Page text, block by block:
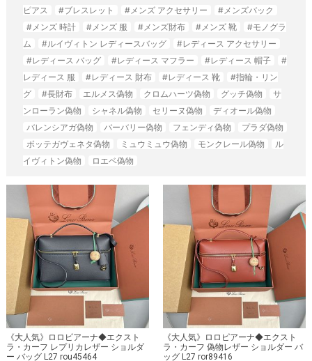
ピアス
#ブレスレット #メンズ アクセサリー
#メンズバック
#メンズ 時計
#メンズ 服 #メンズ財布 #メンズ 靴
#モノグラ
ム
#ルイヴィトン レディースバッグ
#レディース アクセサリー
#レディース バッグ
#レディース マフラー #レディース 帽子
#
レディース 服
#レディース 財布 #レディース 靴
#指輪・リン
グ
#長財布 エルメス偽物 クロムハーツ偽物 グッチ偽物
サ
ンローラン偽物
シャネル偽物 セリーヌ偽物
ディオール偽物
バレンシアガ偽物
バーバリー偽物 フェンディ偽物
プラダ偽物
ボッテガヴェネタ偽物
ミュウミュウ偽物 モンクレール偽物
ル
イヴィトン偽物
ロエベ偽物
《大人気》ロロピアーナ◆エクスト
ラ・カーフ レプリカレザー ショルダ
ー バッグ L27 rou45464
《大人気》ロロピアーナ◆エクスト
ラ・カーフ 偽物レザー ショルダー バ
ッグ L27 ror89416